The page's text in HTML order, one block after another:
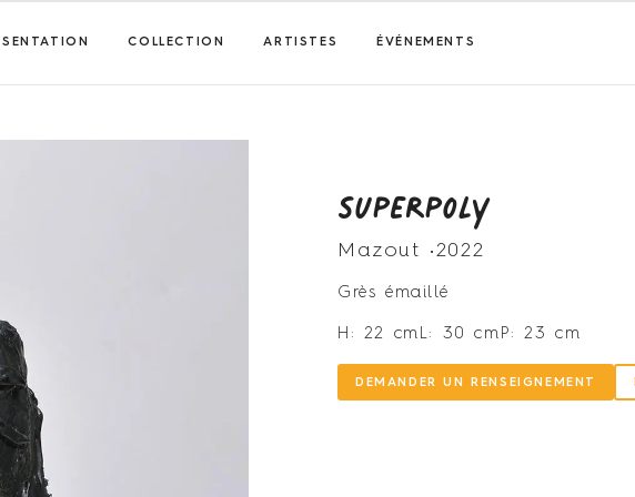
COLLECTION ARTISTES ÉVÉNEMENTS
Superpoly
Mazout •2022
Grès émaillé
H: 22 cm L: 30 cm P: 23 cm
DEMANDER UN RENSEIGNEMENT